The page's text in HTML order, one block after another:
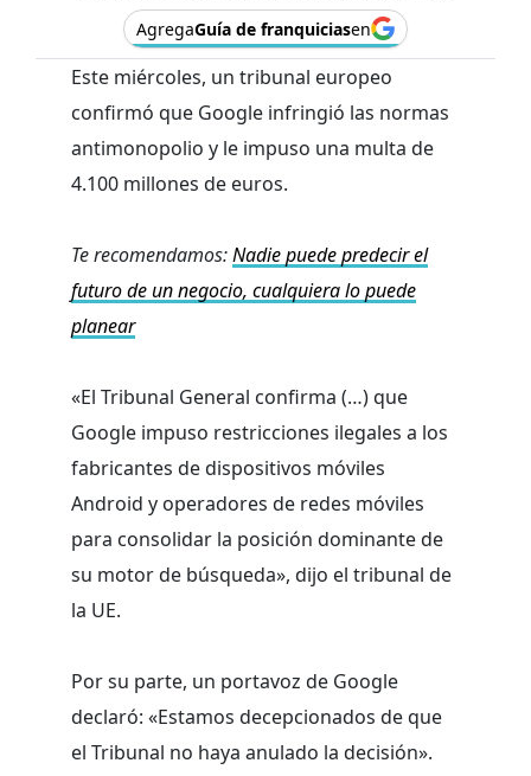
AgregaGuía de franquiciasen
Este miércoles, un tribunal europeo
confirmó que Google infringió las normas
antimonopolio y le impuso una multa de
4.100 millones de euros.
Te recomendamos:Nadie puede predecir el
futuro de un negocio, cualquiera lo puede
planear
«El Tribunal General confirma (…) que
Google impuso restricciones ilegales a los
fabricantes de dispositivos móviles
Android y operadores de redes móviles
para consolidar la posición dominante de
su motor de búsqueda», dijo el tribunal de
la UE.
Por su parte, un portavoz de Google
declaró: «Estamos decepcionados de que
el Tribunal no haya anulado la decisión».